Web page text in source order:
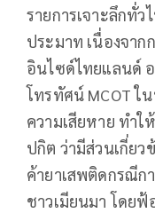
รายการเจาะลึกทั่
ประมาท เนื่องจาก
อินไซด์ไทยแลนด์
โทรทัศน์ MCOT ใ
ความเสียหาย ทำ
ปกิต ว่ามีส่วนเกี่ยว
ค้ายาเสพติดกรณีก
ชาวเมียนมา โดยฟ้